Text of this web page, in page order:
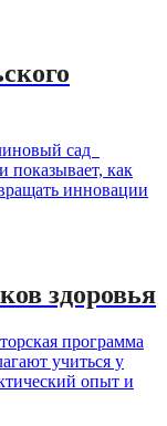
сад
показывает, как
инновации
здоровья
программа
учиться у
опыт и